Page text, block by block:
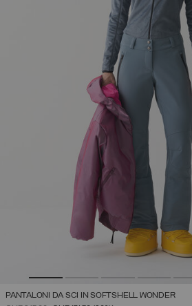
PANTALONI DA SCI IN SOFTSHELL WONDER